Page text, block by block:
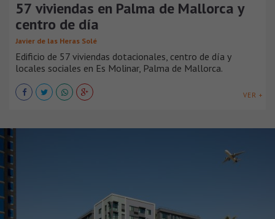
57 viviendas en Palma de Mallorca y
centro de día
Javier de las Heras Solé
Edificio de 57 viviendas dotacionales, centro de día y
locales sociales en Es Molinar, Palma de Mallorca.
VER +